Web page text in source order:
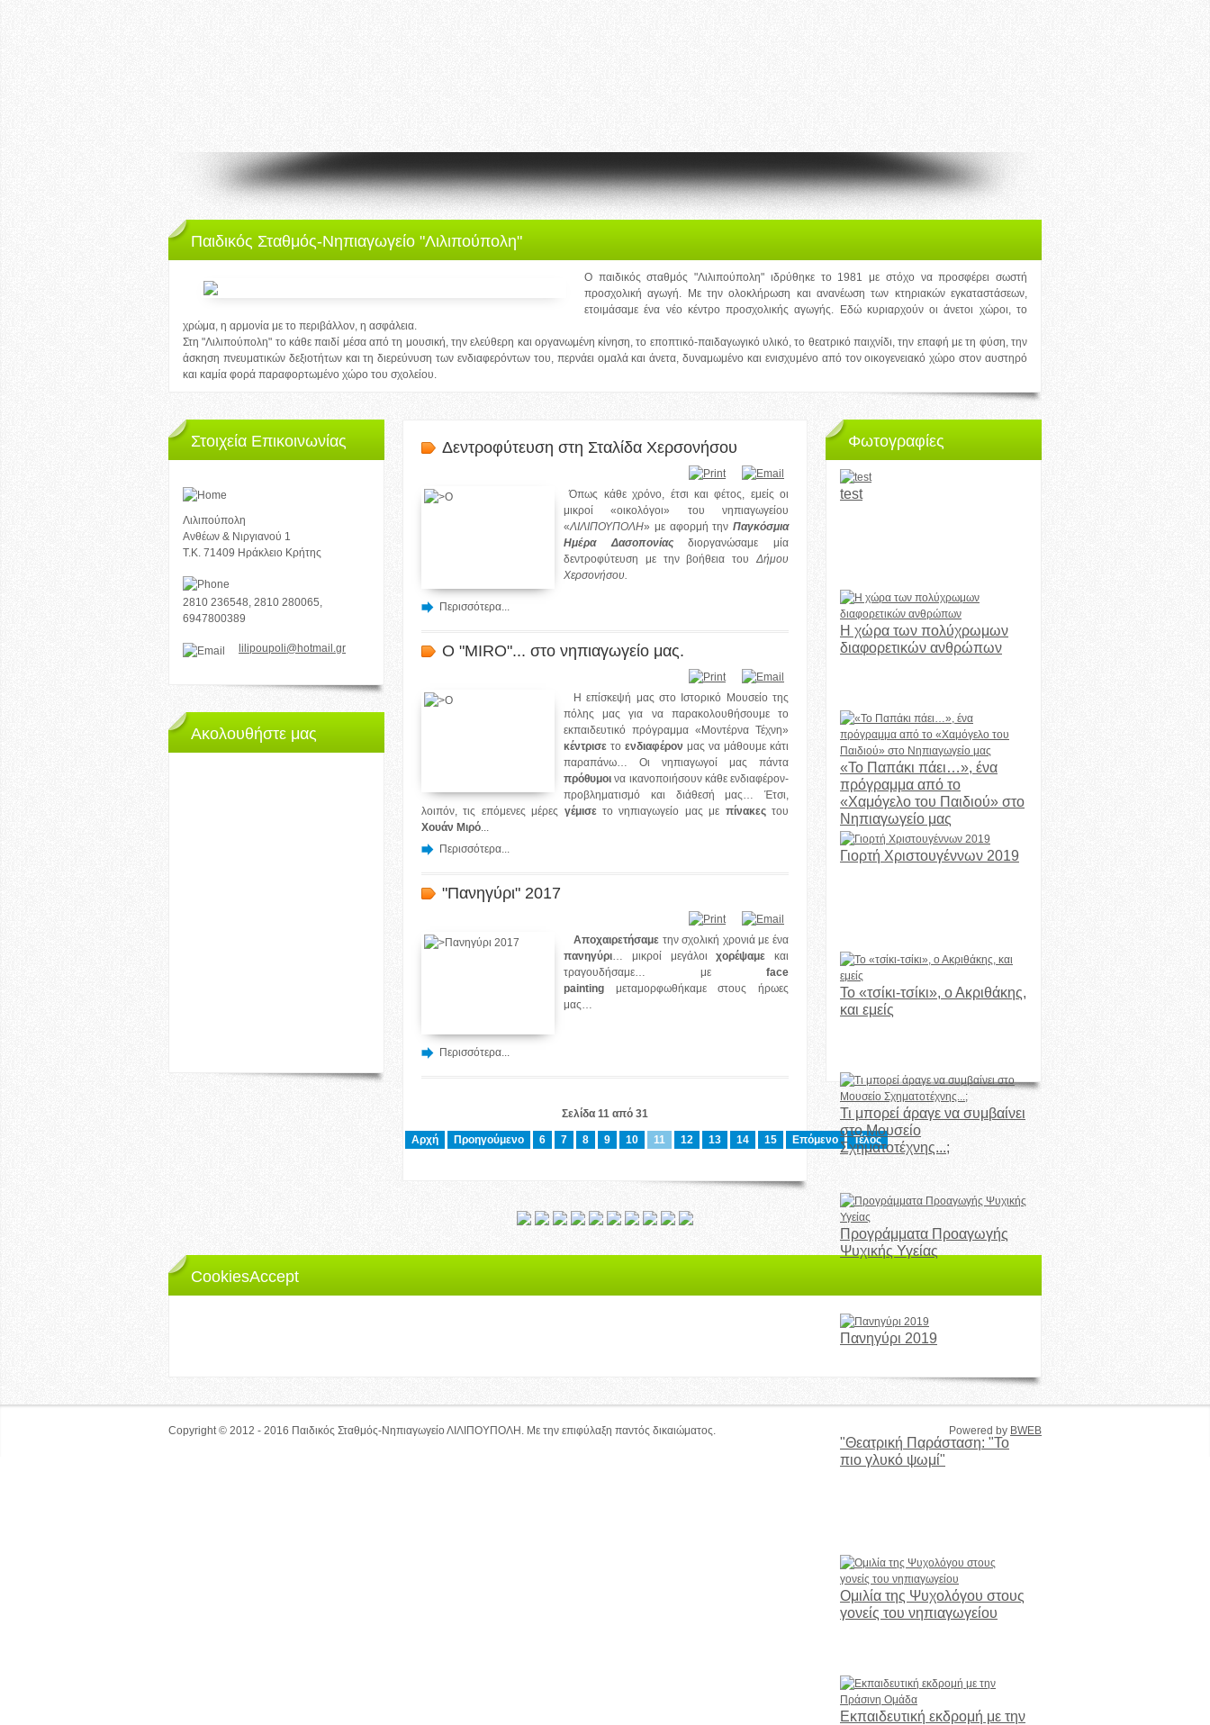
Παιδικός Σταθμός-Νηπιαγωγείο "Λιλιπούπολη"
Ο παιδικός σταθμός "Λιλιπούπολη" ιδρύθηκε το 1981 με στόχο να προσφέρει σωστή
προσχολική αγωγή. Με την ολοκλήρωση και ανανέωση των κτηριακών εγκαταστάσεων,
ετοιμάσαμε ένα νέο κέντρο προσχολικής αγωγής. Εδώ κυριαρχούν οι άνετοι χώροι, το
χρώμα, η αρμονία με το περιβάλλον, η ασφάλεια.
Στη "Λιλιπούπολη" το κάθε παιδί μέσα από τη μουσική, την ελεύθερη και οργανωμένη κίνηση, το εποπτικό-παιδαγωγικό υλικό, το θεατρικό παιχνίδι, την επαφή με τη φύση, την
άσκηση πνευματικών δεξιοτήτων και τη διερεύνυση των ενδιαφερόντων του, περνάει ομαλά και άνετα, δυναμωμένο και ενισχυμένο από τον οικογενειακό χώρο στον αυστηρό
και καμία φορά παραφορτωμένο χώρο του σχολείου.
Στοιχεία Επικοινωνίας
Λιλιπούπολη
Ανθέων & Νιργιανού 1
Τ.Κ. 71409 Ηράκλειο Κρήτης
2810 236548, 2810 280065,
6947800389
lilipoupoli@hotmail.gr
Ακολουθήστε μας
Δεντροφύτευση στη Σταλίδα Χερσονήσου
Όπως κάθε χρόνο, έτσι και φέτος, εμείς οι
μικροί «οικολόγοι» του νηπιαγωγείου
«ΛΙΛΙΠΟΥΠΟΛΗ» με αφορμή την Παγκόσμια
Ημέρα Δασοπονίαςδιοργανώσαμε μία
δεντροφύτευση με την βοήθεια του Δήμου
Χερσονήσου.
Περισσότερα...
Ο "MIRO"... στο νηπιαγωγείο μας.
Η επίσκεψή μας στο Ιστορικό Μουσείο της
πόλης μας για να παρακολουθήσουμε το
εκπαιδευτικό πρόγραμμα «Μοντέρνα Τέχνη»
κέντρισε το ενδιαφέρον μας να μάθουμε κάτι
παραπάνω… Οι νηπιαγωγοί μας πάντα
πρόθυμοι να ικανοποιήσουν κάθε ενδιαφέρον-
προβληματισμό και διάθεσή μας… Έτσι,
λοιπόν, τις επόμενες μέρες γέμισετο νηπιαγωγείο μας με πίνακεςτου
Χουάν Μιρό...
Περισσότερα...
"Πανηγύρι" 2017
Αποχαιρετήσαμετην σχολική χρονιά με ένα
πανηγύρι… μικροί μεγάλοιχορέψαμε και
τραγουδήσαμε… με face
painting μεταμορφωθήκαμε στους ήρωες
μας…
Περισσότερα...
Σελίδα 11 από 31
Αρχή Προηγούμενο 6 7 8 9 10 11 12 13 14 15 Επόμενο Τέλος
Φωτογραφίες
test
Η χώρα των πολύχρωμων
διαφορετικών ανθρώπων
«Το Παπάκι πάει…», ένα
πρόγραμμα από το
«Χαμόγελο του Παιδιού» στο
Νηπιαγωγείο μας
Γιορτή Χριστουγέννων 2019
Το «τσίκι-τσίκι», ο Ακριθάκης,
και εμείς
Τι μπορεί άραγε να συμβαίνει
στο Μουσείο
Σχηματοτέχνης...;
Προγράμματα Προαγωγής
Ψυχικής Υγείας
Πανηγύρι 2019
"Θεατρική Παράσταση: "Το
πιο γλυκό ψωμί"
Ομιλία της Ψυχολόγου στους
γονείς του νηπιαγωγείου
Εκπαιδευτική εκδρομή με την
CookiesAccept
Copyright © 2012 - 2016 Παιδικός Σταθμός-Νηπιαγωγείο ΛΙΛΙΠΟΥΠΟΛΗ. Με την επιφύλαξη παντός δικαιώματος. Powered by BWEB